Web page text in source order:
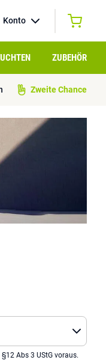
Konto
ZUBEHÖR
Zweite Chance
Abs 3 UStG voraus.